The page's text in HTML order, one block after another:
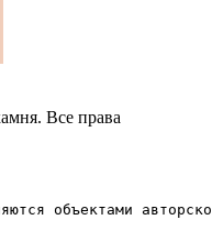
Все права
объектами